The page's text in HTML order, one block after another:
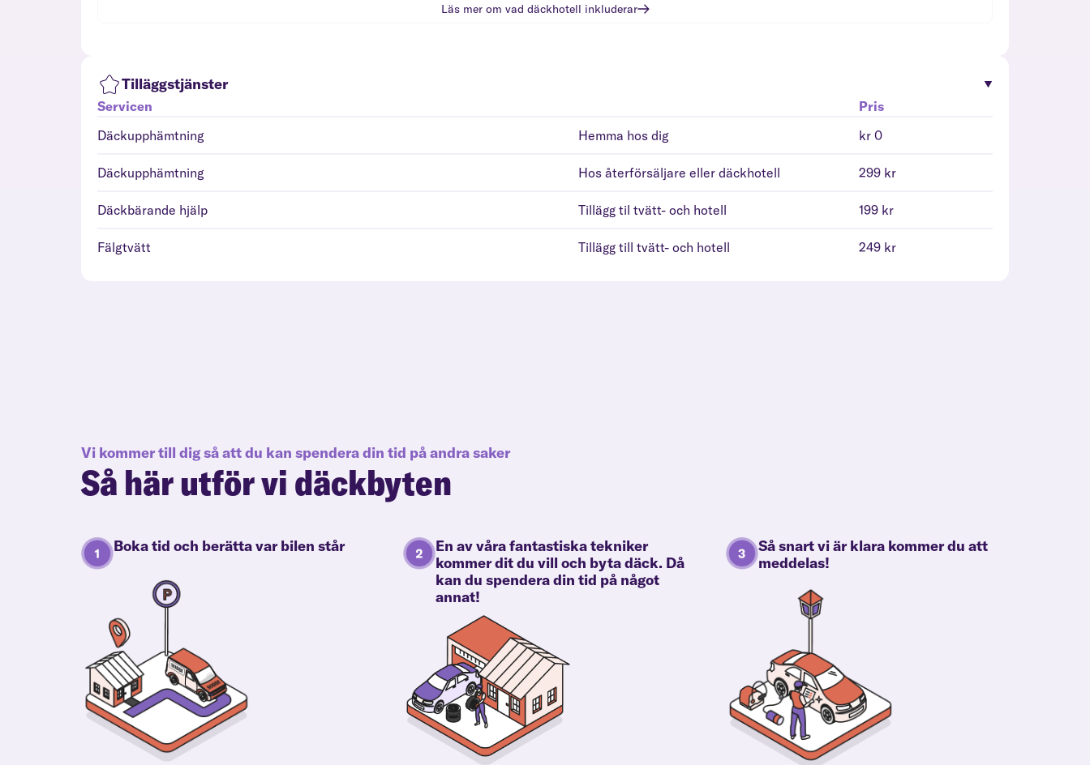
Läs mer om vad däckhotell inkluderar
Tilläggstjänster
Servicen
Pris
Däckupphämtning
Hemma hos dig kr 0
Däckupphämtning Hos återförsäljare eller däckhotell 299 kr
Däckbärande hjälp Tillägg til tvätt- och hotell 199 kr
Fälgtvätt Tillägg till tvätt- och hotell 249 kr
Vi kommer till dig så att du kan spendera din tid på andra saker
Så här utför vi däckbyten
Boka tid och berätta var bilen står
En av våra fantastiska tekniker
kommer dit du vill och byta däck. Då
kan du spendera din tid på något
annat!
Så snart vi är klara kommer du att
meddelas!